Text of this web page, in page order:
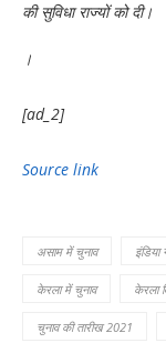
की सुविधा राज्यों को दी।
।
[ad_2]
Source link
असाम में चुनाव इंडिया
केरला में चुनाव केरला
चुनाव की तारीख 2021